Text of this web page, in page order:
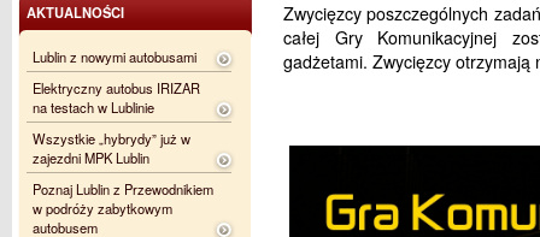
Zwycięzcy poszczególnych
całej Gry Komunikacyjnej
gadżetami. Zwycięzcy otrzymają
AKTUALNOŚCI
Lublin z nowymi autobusami
Elektryczny autobus IRIZAR
na testach w Lublinie
Wszystkie „hybrydy” już w
zajezdni MPK Lublin
Poznaj Lublin z Przewodnikiem
w podróży zabytkowym
autobusem